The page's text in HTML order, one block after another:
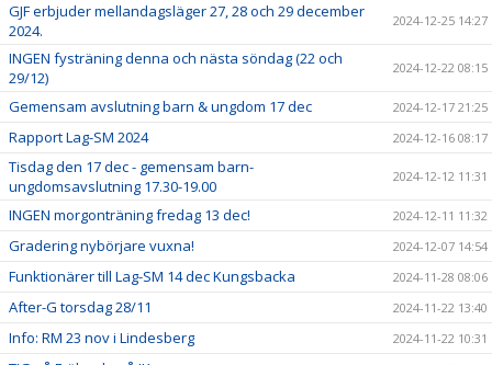
GJF erbjuder mellandagsläger 27, 28 och 29 december
2024.
2024-12-25 14:27
INGEN fysträning denna och nästa söndag (22 och
29/12)
2024-12-22 08:15
Gemensam avslutning barn & ungdom 17 dec 2024-12-17 21:25
Rapport Lag-SM 2024 2024-12-16 08:17
Tisdag den 17 dec - gemensam barn-
ungdomsavslutning 17.30-19.00
2024-12-12 11:31
INGEN morgonträning fredag 13 dec! 2024-12-11 11:32
Gradering nybörjare vuxna! 2024-12-07 14:54
Funktionärer till Lag-SM 14 dec Kungsbacka 2024-11-28 08:06
After-G torsdag 28/11 2024-11-22 13:40
Info: RM 23 nov i Lindesberg 2024-11-22 10:31